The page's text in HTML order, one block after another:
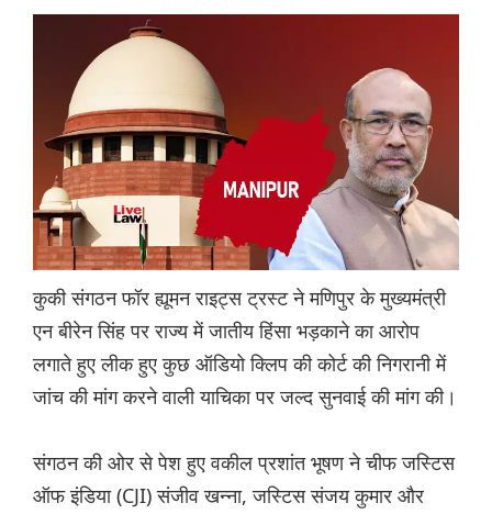
कुकी संगठन फॉर ह्यूमन राइट्स ट्रस्ट ने मणिपुर के मुख्यमंत्री
एन बीरेन सिंह पर राज्य में जातीय हिंसा भड़काने का आरोप
लगाते हुए लीक हुए कुछ ऑडियो क्लिप की कोर्ट की निगरानी में
जांच की मांग करने वाली याचिका पर जल्द सुनवाई की मांग की।
संगठन की ओर से पेश हुए वकील प्रशांत भूषण ने चीफ जस्टिस
ऑफ इंडिया (CJI) संजीव खन्ना, जस्टिस संजय कुमार और